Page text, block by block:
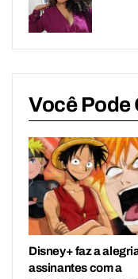
Você Pode
Disney+ faz a
assinantes com a